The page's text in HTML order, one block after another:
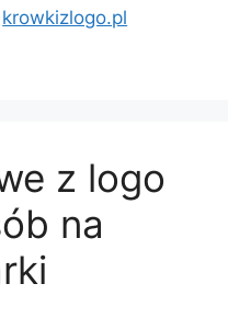
krowkizlogo.pl
z logo
na